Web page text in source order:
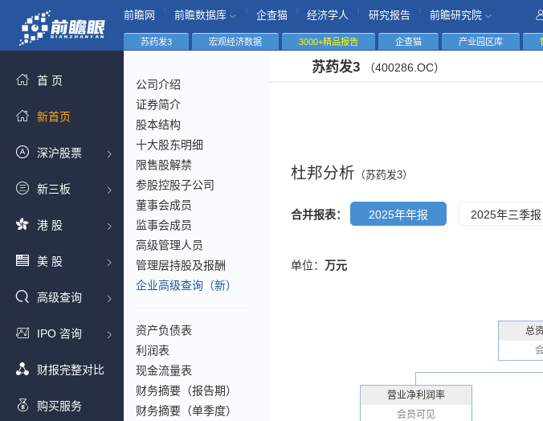
前瞻网 前瞻数据库 企查猫 经济学人 研究报告 前瞻研究院
首 页
新首页
深沪股票
新三板
港 股
美 股
高级查询
IPO 咨询
财报完整对比
购买服务
苏药发3 宏观经济数据 3000+精品报告 企查猫 产业园区库
公司介绍
证券简介
股本结构
十大股东明细
限售股解禁
参股控股子公司
董事会成员
监事会成员
高级管理人员
管理层持股及报酬
企业高级查询（新）
资产负债表
利润表
现金流量表
财务摘要（报告期）
财务摘要（单季度）
苏药发3 （400286.OC）
杜邦分析 （苏药发3）
合并报表： 2025年年报 2025年三季报
单位： 万元
总
营业净利润率
会员可见